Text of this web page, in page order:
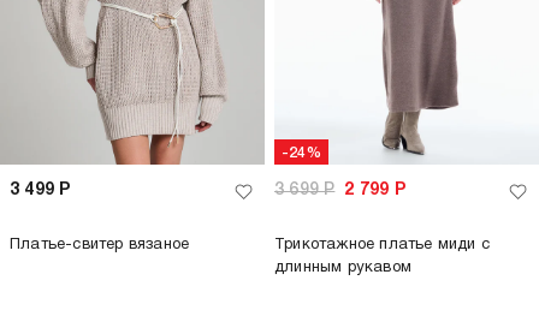
3 499 Р
Платье-свитер вязаное
-24%
3 699Р 2 799 Р
Трикотажное платье миди с
длинным рукавом